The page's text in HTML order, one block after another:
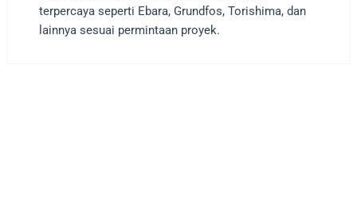
terpercaya seperti Ebara, Grundfos, Torishima, dan
lainnya sesuai permintaan proyek.